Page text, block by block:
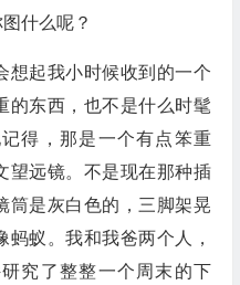
什么呢？
想起我小时候收到的一个
的东西，也不是什么时髦
得，那是一个有点笨重
望远镜。不是现在那种插
筒是灰白色的，三脚架晃
蚁。我和我爸两个人，
究了整整一个周末的下